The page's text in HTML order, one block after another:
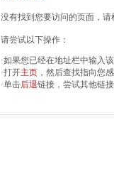
没有找到您要访问的页面，
请尝试以下操作：
·如果您已经在地址栏中输入
·打开主页 ，然后查找指向您
·单击后退链接，尝试其他链